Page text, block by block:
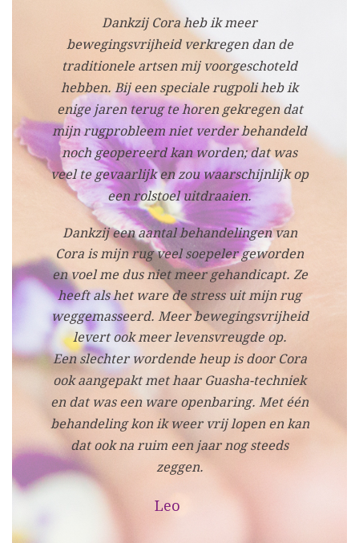
Dankzij Cora heb ik meer
bewegingsvrijheid verkregen dan de
traditionele artsen mij voorgeschoteld
hebben. Bij een speciale rugpoli heb ik
enige jaren terug te horen gekregen dat
mijn rugprobleem niet verder behandeld
noch geopereerd kan worden; dat was
veel te gevaarlijk en zou waarschijnlijk op
een rolstoel uitdraaien.
Dankzij een aantal behandelingen van
Cora is mijn rug veel soepeler geworden
en voel me dus niet meer gehandicapt. Ze
heeft als het ware de stress uit mijn rug
weggemasseerd. Meer bewegingsvrijheid
levert ook meer levensvreugde op.
Een slechter wordende heup is door Cora
ook aangepakt met haar Guasha-techniek
en dat was een ware openbaring. Met één
behandeling kon ik weer vrij lopen en kan
dat ook na ruim een jaar nog steeds
zeggen.
Leo